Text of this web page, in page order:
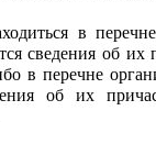
в
сведения об их
в перечне
об их